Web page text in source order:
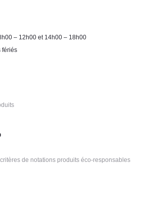
– 12h00 et 14h00 – 18h00
fériés
de notations produits éco-responsables